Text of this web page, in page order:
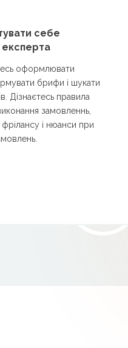
себе
експерта
оформлювати
брифи і шукати
Дізнаєтесь правила
замовленнь,
і нюанси при